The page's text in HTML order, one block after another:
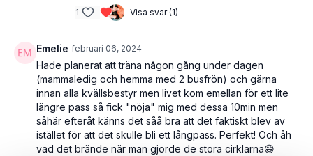
1 Visa svar (1)
Emelie februari 06, 2024
Hade planerat att träna någon gång under dagen
(mammaledig och hemma med 2 busfrön) och gärna
innan alla kvällsbestyr men livet kom emellan för ett lite
längre pass så fick "nöja" mig med dessa 10min men
såhär efteråt känns det såå bra att det faktiskt blev av
istället för att det skulle bli ett långpass. Perfekt! Och åh
vad det brände när man gjorde de stora cirklarna😅